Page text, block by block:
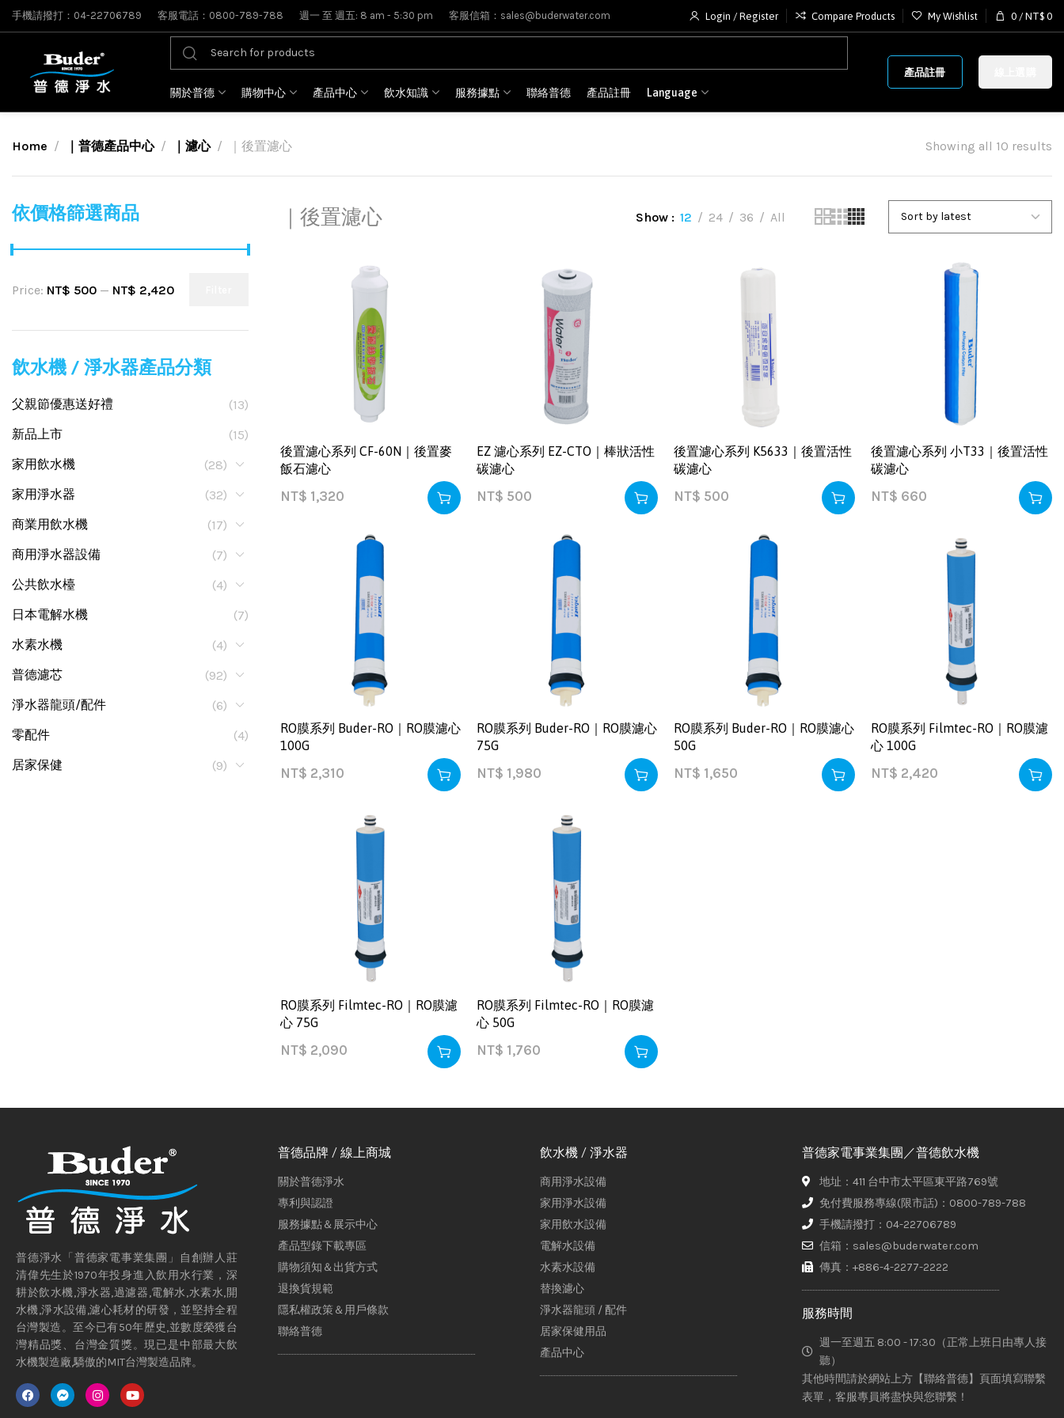
手機請撥打：04-22706789 客服電話：0800-789-788 週一 至 週五: 8 am - 5:30 pm 客服信箱：sales@buderwater.com Login / Register Compare Products My Wishlist 0 / NT$ 0
關於普德 購物中心 產品中心 飲水知識 服務據點 聯絡普德 產品註冊 Language
產品註冊
Home ｜普德產品中心 ｜濾心 ｜後置濾心 Showing all 10 results
依價格篩選商品
Price: NT$ 500 — NT$ 2,420
飲水機 / 淨水器產品分類
父親節優惠送好禮
(13)
新品上市
(15)
家用飲水機
(28)
家用淨水器
(32)
商業用飲水機
(17)
商用淨水器設備
(7)
公共飲水檯
(4)
日本電解水機
(7)
水素水機
(4)
普德濾芯
(92)
淨水器龍頭/配件
(6)
零配件
(4)
居家保健
(9)
｜後置濾心 Show 12 24 36 All
後置濾心系列 CF-60N｜後置麥
飯石濾心
NT$ 1,320
EZ 濾心系列 EZ-CTO｜棒狀活性
碳濾心
NT$ 500
後置濾心系列 K5633｜後置活性
碳濾心
NT$ 500
後置濾心系列 小T33｜後置活性
碳濾心
NT$ 660
RO膜系列 Buder-RO｜RO膜濾心
100G
NT$ 2,310
RO膜系列 Buder-RO｜RO膜濾心
75G
NT$ 1,980
RO膜系列 Buder-RO｜RO膜濾心
50G
NT$ 1,650
RO膜系列 Filmtec-RO｜RO膜濾
心 100G
NT$ 2,420
RO膜系列 Filmtec-RO｜RO膜濾
心 75G
NT$ 2,090
RO膜系列 Filmtec-RO｜RO膜濾
心 50G
NT$ 1,760
普德淨水「普德家電事業集團」自創辦人莊
清偉先生於1970年投身進入飲用水行業，深
耕於飲水機,淨水器,過濾器,電解水,水素水,開
水機,淨水設備,濾心耗材的研發，並堅持全程
台灣製造。至今已有50年歷史,並數度榮獲台
灣精品獎、台灣金質獎。現已是中部最大飲
水機製造廠,驕傲的MIT台灣製造品牌。
普德品牌 / 線上商城
關於普德淨水
專利與認證
服務據點＆展示中心
產品型錄下載專區
購物須知＆出貨方式
退換貨規範
隱私權政策＆用戶條款
聯絡普德
飲水機 / 淨水器
商用淨水設備
家用淨水設備
家用飲水設備
電解水設備
水素水設備
替換濾心
淨水器龍頭 / 配件
居家保健用品
產品中心
普德家電事業集團／普德飲水機
地址：411 台中市太平區東平路769號
免付費服務專線(限市話)：0800-789-788
手機請撥打：04-22706789
信箱：sales@buderwater.com
傳真：+886-4-2277-2222
服務時間
週一至週五 8:00 - 17:30（正常上班日由專人接
聽）
其他時間請於網站上方【聯絡普德】頁面填寫聯繫
表單，客服專員將盡快與您聯繫！